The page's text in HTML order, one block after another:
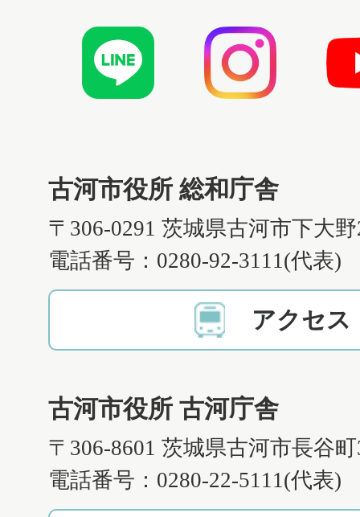
古河市役所 総和庁舎
〒306-0291 茨城県古河市下大
電話番号：0280-92-3111(代表)
アクセス
古河市役所 古河庁舎
〒306-8601 茨城県古河市長谷
電話番号：0280-22-5111(代表)